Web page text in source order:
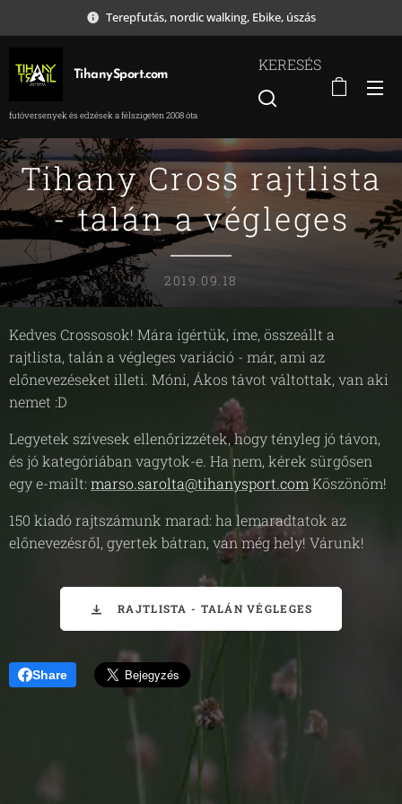
Terepfutás, nordic walking, Ebike, úszás
TihanySport.com
futóversenyek és edzések a félszigeten 2008 óta
KERESÉS
Tihany Cross rajtlista
- talán a végleges
2019.09.18
Kedves Crossosok! Mára ígértük, íme, összeállt a
rajtlista, talán a végleges variáció - már, ami az
előnevezéseket illeti. Móni, Ákos távot váltottak, van aki
nemet :D
Legyetek szívesek ellenőrizzétek, hogy tényleg jó távon,
és jó kategóriában vagytok-e. Ha nem, kérek sürgősen
egy e-mailt: marso.sarolta@tihanysport.com Köszönöm!
150 kiadó rajtszámunk marad: ha lemaradtatok az
előnevezésről, gyertek bátran, van még hely! Várunk!
RAJTLISTA - TALÁN VÉGLEGES
Share